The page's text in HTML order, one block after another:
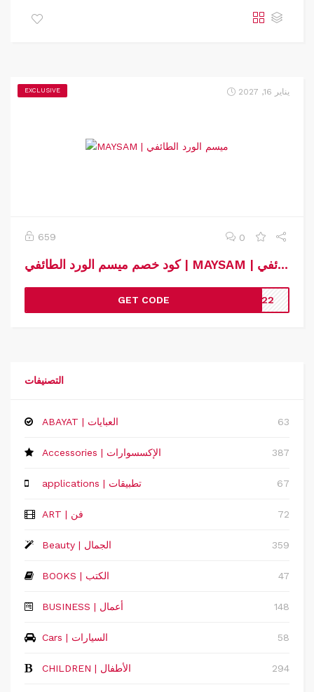
EXCLUSIVE يناير 16, 2027
659 0
كود خصم ميسم الورد الطائفي | MAYSAM | كوبون خصم ميسم الورد الطائفي
GET CODE 2622
التصنيفات
ABAYAT | العبايات 63
Accessories | الإكسسوارات 387
applications | تطبيقات 67
ART | فن 72
Beauty | الجمال 359
BOOKS | الكتب 47
‏BUSINESS | أعمال 148
Cars | السيارات 58
CHILDREN | الأطفال 294